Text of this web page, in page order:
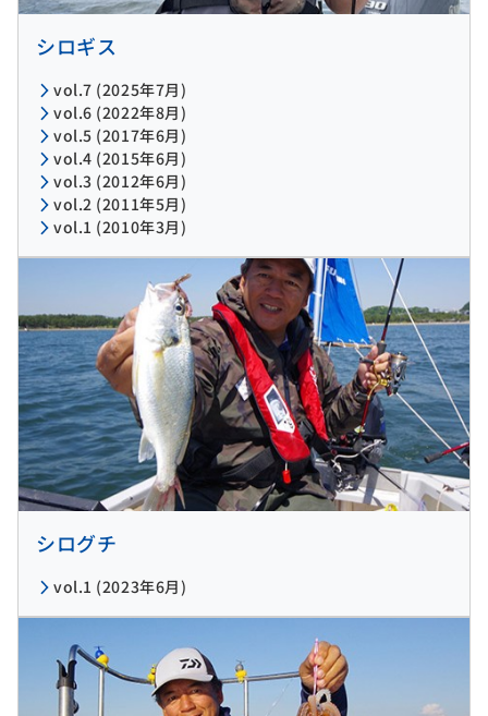
シロギス
vol.7 (2025年7月)
vol.6 (2022年8月)
vol.5 (2017年6月)
vol.4 (2015年6月)
vol.3 (2012年6月)
vol.2 (2011年5月)
vol.1 (2010年3月)
シログチ
vol.1 (2023年6月)